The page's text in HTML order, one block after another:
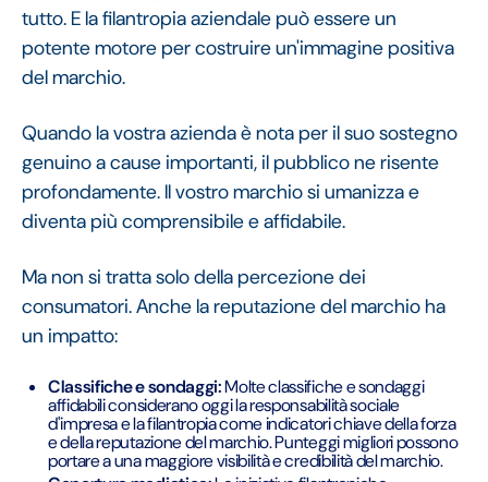
tutto. E la filantropia aziendale può essere un
potente motore per costruire un'immagine positiva
del marchio.
Quando la vostra azienda è nota per il suo sostegno
genuino a cause importanti, il pubblico ne risente
profondamente. Il vostro marchio si umanizza e
diventa più comprensibile e affidabile.
Ma non si tratta solo della percezione dei
consumatori. Anche la reputazione del marchio ha
un impatto:
Classifiche e sondaggi:Molte classifiche e sondaggi
affidabili considerano oggi la responsabilità sociale
d'impresa e la filantropia come indicatori chiave della forza
e della reputazione del marchio. Punteggi migliori possono
portare a una maggiore visibilità e credibilità del marchio.